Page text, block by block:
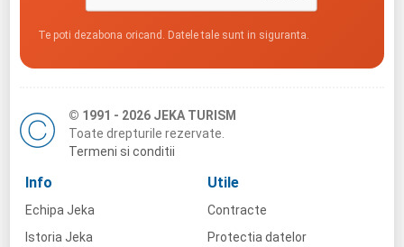
Te poti dezabona oricand. Datele tale sunt in siguranta.
© 1991 - 2026 JEKA TURISM
Toate drepturile rezervate.
Termeni si conditii
Info
Echipa Jeka
Istoria Jeka
Utile
Contracte
Protectia datelor